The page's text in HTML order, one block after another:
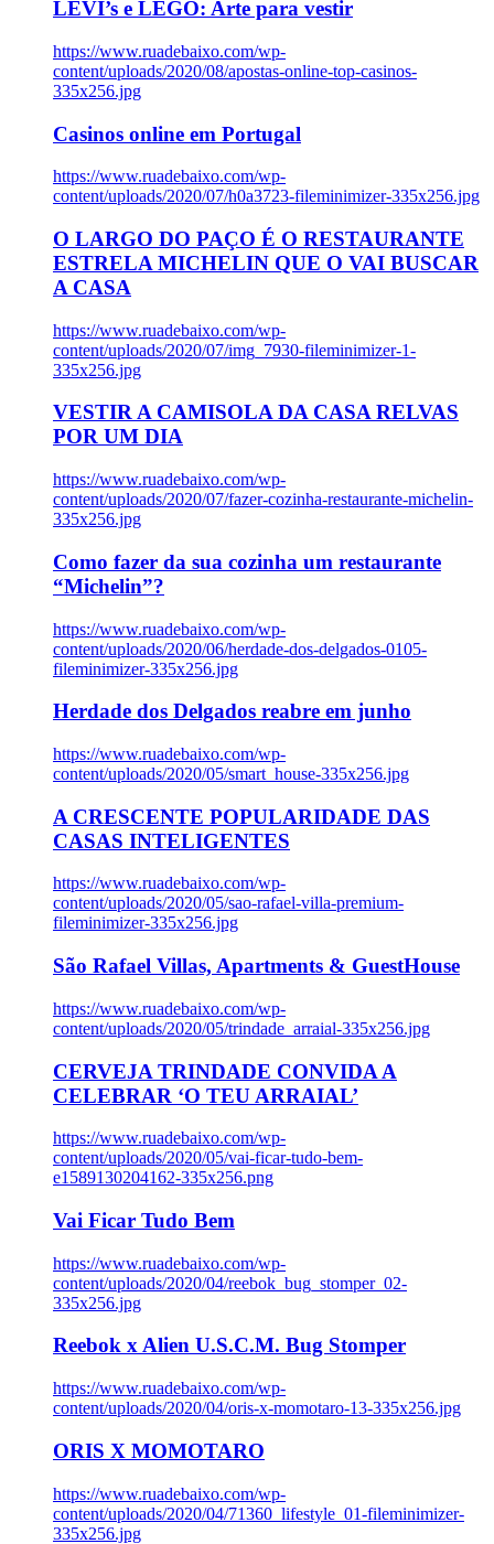
LEVI’s e LEGO: Arte para vestir
https://www.ruadebaixo.com/wp-
content/uploads/2020/08/apostas-online-top-casinos-
335x256.jpg
Casinos online em Portugal
https://www.ruadebaixo.com/wp-
content/uploads/2020/07/h0a3723-fileminimizer-335x256.jpg
O LARGO DO PAÇO É O RESTAURANTE
ESTRELA MICHELIN QUE O VAI BUSCAR
A CASA
https://www.ruadebaixo.com/wp-
content/uploads/2020/07/img_7930-fileminimizer-1-
335x256.jpg
VESTIR A CAMISOLA DA CASA RELVAS
POR UM DIA
https://www.ruadebaixo.com/wp-
content/uploads/2020/07/fazer-cozinha-restaurante-michelin-
335x256.jpg
Como fazer da sua cozinha um restaurante
“Michelin”?
https://www.ruadebaixo.com/wp-
content/uploads/2020/06/herdade-dos-delgados-0105-
fileminimizer-335x256.jpg
Herdade dos Delgados reabre em junho
https://www.ruadebaixo.com/wp-
content/uploads/2020/05/smart_house-335x256.jpg
A CRESCENTE POPULARIDADE DAS
CASAS INTELIGENTES
https://www.ruadebaixo.com/wp-
content/uploads/2020/05/sao-rafael-villa-premium-
fileminimizer-335x256.jpg
São Rafael Villas, Apartments & GuestHouse
https://www.ruadebaixo.com/wp-
content/uploads/2020/05/trindade_arraial-335x256.jpg
CERVEJA TRINDADE CONVIDA A
CELEBRAR ‘O TEU ARRAIAL’
https://www.ruadebaixo.com/wp-
content/uploads/2020/05/vai-ficar-tudo-bem-
e1589130204162-335x256.png
Vai Ficar Tudo Bem
https://www.ruadebaixo.com/wp-
content/uploads/2020/04/reebok_bug_stomper_02-
335x256.jpg
Reebok x Alien U.S.C.M. Bug Stomper
https://www.ruadebaixo.com/wp-
content/uploads/2020/04/oris-x-momotaro-13-335x256.jpg
ORIS X MOMOTARO
https://www.ruadebaixo.com/wp-
content/uploads/2020/04/71360_lifestyle_01-fileminimizer-
335x256.jpg